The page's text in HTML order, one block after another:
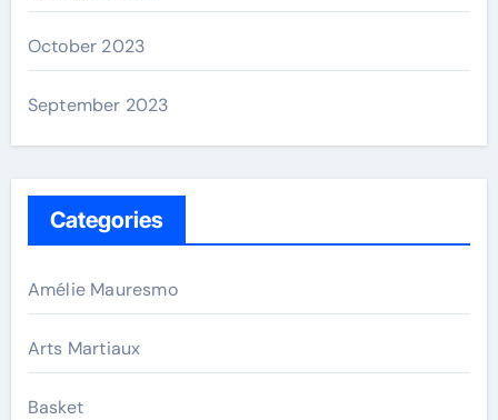
October 2023
September 2023
Categories
Amélie Mauresmo
Arts Martiaux
Basket